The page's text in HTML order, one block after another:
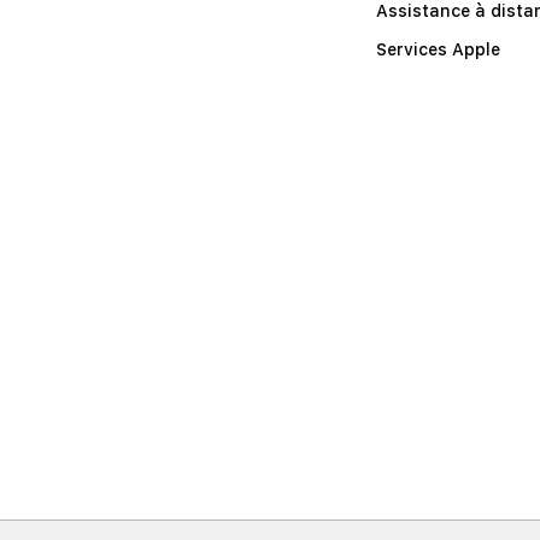
Assistance à
Services Apple